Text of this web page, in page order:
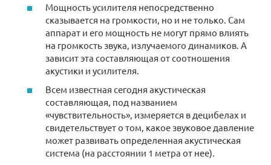
Мощность усилителя непосредственно
сказывается на громкости, но и не только. Сам
аппарат и его мощность не могут прямо влиять
на громкость звука, излучаемого динамиков. А
зависит эта составляющая от соотношения
акустики и усилителя.
Всем известная сегодня акустическая
составляющая, под названием
«чувствительность», измеряется в децибелах и
свидетельствует о том, какое звуковое давление
может развивать определенная акустическая
система (на расстоянии 1 метра от нее).